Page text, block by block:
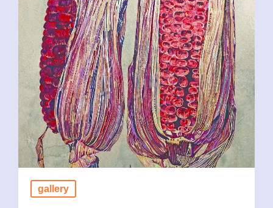
gallery